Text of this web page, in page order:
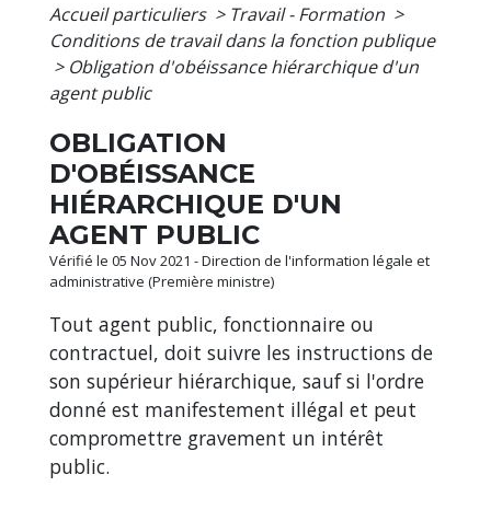
Accueil particuliers > Travail - Formation >
Conditions de travail dans la fonction publique
> Obligation d'obéissance hiérarchique d'un
agent public
OBLIGATION
D'OBÉISSANCE
HIÉRARCHIQUE D'UN
AGENT PUBLIC
Vérifié le 05 Nov 2021 - Direction de l'information légale et
administrative (Première ministre)
Tout agent public, fonctionnaire ou
contractuel, doit suivre les instructions de
son supérieur hiérarchique, sauf si l'ordre
donné est manifestement illégal et peut
compromettre gravement un intérêt
public.